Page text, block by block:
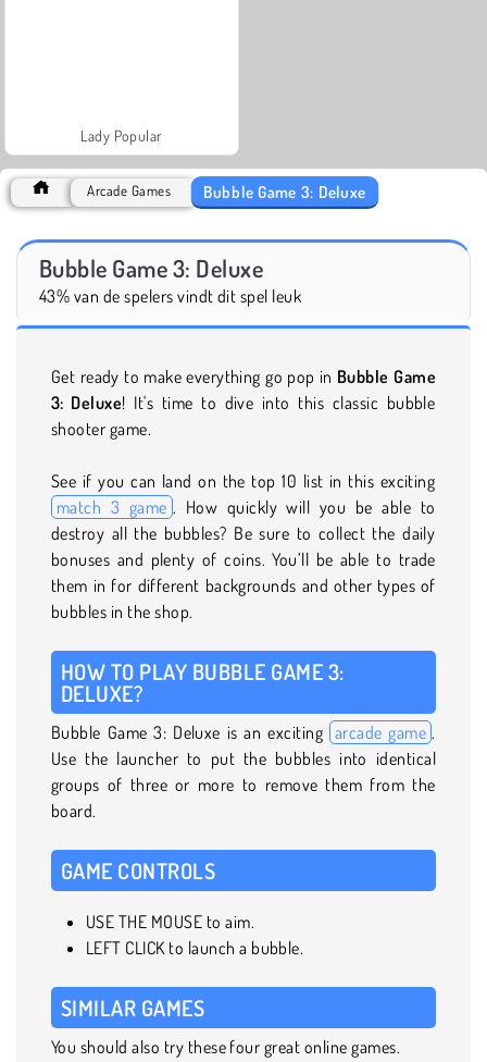
Lady Popular
Arcade Games Bubble Game 3: Deluxe
Bubble Game 3: Deluxe
43% van de spelers vindt dit spel leuk
Get ready to make everything go pop in Bubble Game
3: Deluxe! It's time to dive into this classic bubble
shooter game.
See if you can land on the top 10 list in this exciting
match 3 game . How quickly will you be able to
destroy all the bubbles? Be sure to collect the daily
bonuses and plenty of coins. You’ll be able to trade
them in for different backgrounds and other types of
bubbles in the shop.
HOW TO PLAY BUBBLE GAME 3:
DELUXE?
Bubble Game 3: Deluxe is an exciting arcade game .
Use the launcher to put the bubbles into identical
groups of three or more to remove them from the
board.
GAME CONTROLS
USE THE MOUSE to aim.
LEFT CLICK to launch a bubble.
SIMILAR GAMES
You should also try these four great online games.